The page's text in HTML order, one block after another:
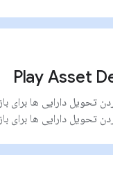
Play Asset
تحویل دارایی ها برای
تحویل دارایی ها برای